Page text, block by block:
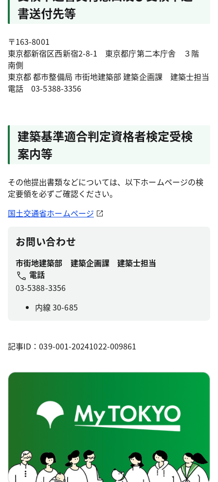
書送付先等
〒163-8001
東京都新宿区西新宿2-8-1 東京都庁第二本庁舎 ３階
南側
東京都 都市整備局 市街地建築部 建築企画課 建築士担当
電話 03-5388-3356
建築基準適合判定資格者検定受検
案内等
その他提出書類などについては、以下ホームページの検
定要領を必ずご確認ください。
国土交通省ホームページ
お問い合わせ
市街地建築部 建築企画課 建築士担当
電話
03-5388-3356
内線 30-685
記事ID：039-001-20241022-009861